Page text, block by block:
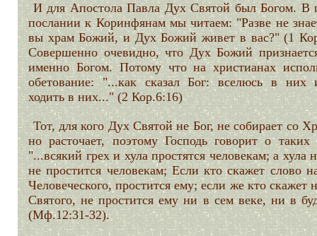
И для Апостола Павла Дух Святой был Богом. В
послании к Коринфянам мы читаем: "Разве не
вы храм Божий, и Дух Божий живет в вас?" (1
Совершенно очевидно, что Дух Божий
именно Богом. Потому что на христианах
обетование: "...как сказал Бог: вселюсь в них
ходить в них..." (2 Кор.6:16)
Тот, для кого Дух Святой не Бог, не собирает со
но расточает, поэтому Господь говорит о таких
"...всякий грех и хула простятся человекам; а хула
не простится человекам; Если кто скажет слово
Человеческого, простится ему; если же кто скажет
Святого, не простится ему ни в сем веке, ни в
(Мф.12:31-32).